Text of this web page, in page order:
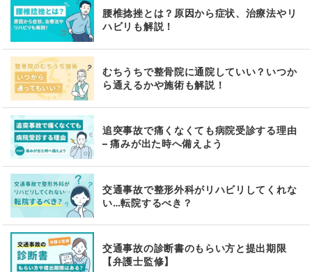
腰椎捻挫とは？原因から症状、治療法やリ
ハビリも解説！
むちうちで整骨院に通院していい？いつか
ら通えるかや施術も解説！
追突事故で痛くなくても病院受診する理由
– 痛みが出た時へ備えよう
交通事故で整形外科がリハビリしてくれな
い…転院するべき？
交通事故の診断書のもらい方と提出期限
【弁護士監修】